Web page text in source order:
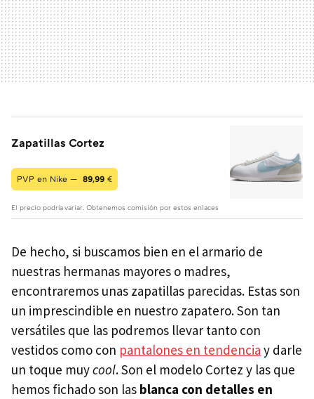
Zapatillas Cortez
PVP en Nike — 89,99 €
El precio podría variar. Obtenemos comisión por estos enlaces
De hecho, si buscamos bien en el armario de
nuestras hermanas mayores o madres,
encontraremos unas zapatillas parecidas. Estas son
un imprescindible en nuestro zapatero. Son tan
versátiles que las podremos llevar tanto con
vestidos como con pantalones en tendencia y darle
un toque muycool. Son el modelo Cortez y las que
hemos fichado son las blanca con detalles en